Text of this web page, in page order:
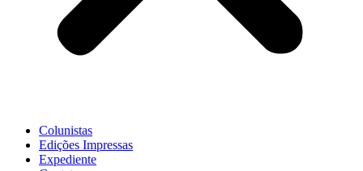
Colunistas
Edições Impressas
Expediente